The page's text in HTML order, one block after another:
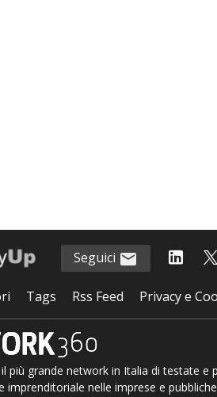
Seguici
Tags Rss Feed Privacy e
più grande network in Italia di testate e
imprenditoriale nelle imprese e